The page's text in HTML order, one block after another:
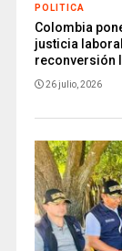
POLITICA
Colombia
justicia
reconversión
26 julio, 2026